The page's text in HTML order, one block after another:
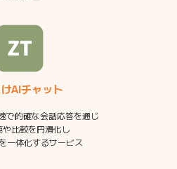
AIチャット
で的確な会話応答を通じ
や比較を円滑化し
一体化するサービス